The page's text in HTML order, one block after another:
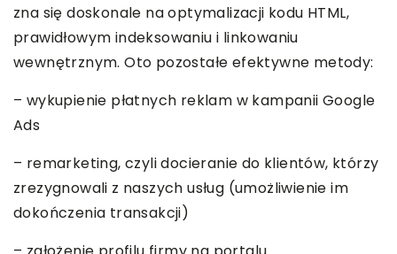
zna się doskonale na optymalizacji kodu HTML,
prawidłowym indeksowaniu i linkowaniu
wewnętrznym. Oto pozostałe efektywne metody:
– wykupienie płatnych reklam w kampanii Google
Ads
– remarketing, czyli docieranie do klientów, którzy
zrezygnowali z naszych usług (umożliwienie im
dokończenia transakcji)